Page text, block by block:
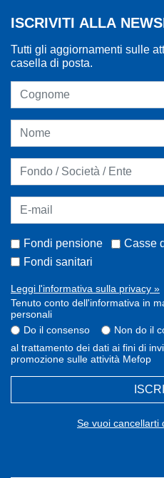
ISCRIVITI ALLA
Tutti gli aggiornamenti sulle
casella di posta.
Fondi pensione
Casse
Fondi sanitari
Leggi l'informativa sulla privacy »
Tenuto conto dell'informativa in
personali
Do il consenso
Non do il
al trattamento dei dati ai fini di
promozione sulle attività Mefop
Se vuoi cancellarti